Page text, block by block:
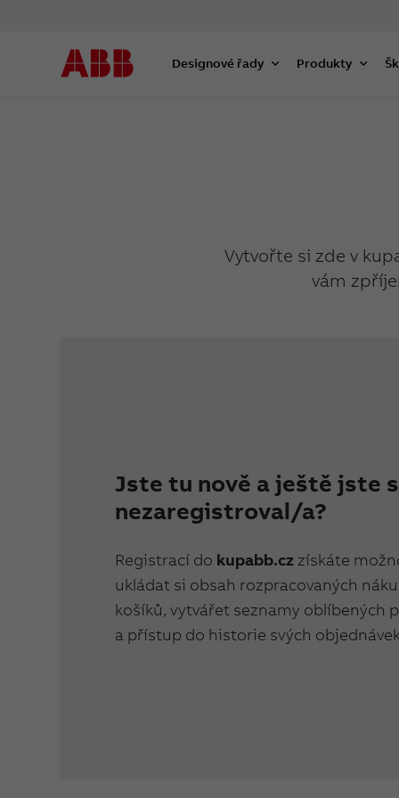
Designové řady Produkty
Vytvořte si zde v
vám
Jste tu nově a ještě jste
nezaregistroval/a?
Registrací do kupabb.cz získáte
ukládat si obsah rozpracovaných
košíků, vytvářet seznamy oblíbených
a přístup do historie svých